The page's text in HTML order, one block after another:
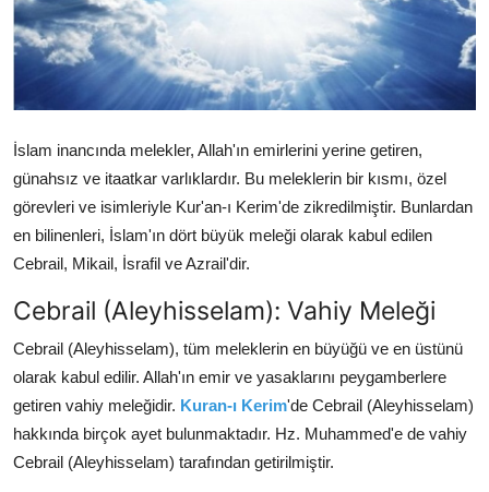
KİMDİR?
DİNİ MESAJLAR
DİNİ BİLGİLER
İslam inancında melekler, Allah'ın emirlerini yerine getiren,
günahsız ve itaatkar varlıklardır. Bu meleklerin bir kısmı, özel
görevleri ve isimleriyle Kur'an-ı Kerim'de zikredilmiştir. Bunlardan
en bilinenleri, İslam'ın dört büyük meleği olarak kabul edilen
Cebrail, Mikail, İsrafil ve Azrail'dir.
Cebrail (Aleyhisselam): Vahiy Meleği
Cebrail (Aleyhisselam), tüm meleklerin en büyüğü ve en üstünü
olarak kabul edilir. Allah'ın emir ve yasaklarını peygamberlere
getiren vahiy meleğidir. Kuran-ı Kerim'de Cebrail (Aleyhisselam)
hakkında birçok ayet bulunmaktadır. Hz. Muhammed'e de vahiy
Cebrail (Aleyhisselam) tarafından getirilmiştir.